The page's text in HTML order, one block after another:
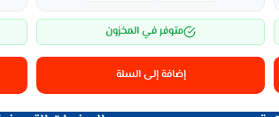
متوفر في المخزون
إضافة إلى السلة